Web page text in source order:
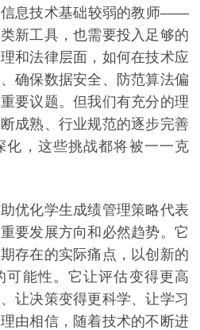
息技术基础较弱的教师——
新工具，也需要投入足够的
和法律层面，如何在技术应
确保数据安全、防范算法偏
要议题。但我们有充分的理
成熟、行业规范的逐步完善
化，这些挑战都将被一一克
化学生成绩管理策略代表
要发展方向和必然趋势。它
存在的实际痛点，以创新的
可能性。它让评估变得更高
让决策变得更科学、让学习
由相信，随着技术的不断进